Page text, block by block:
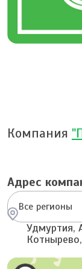
Компания
Адрес
Все регионы
Удмуртия,